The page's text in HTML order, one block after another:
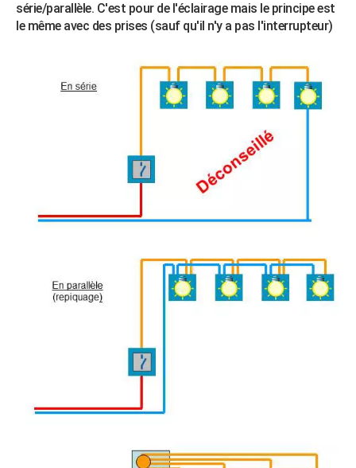
série/parallèle. C'est pour de l'éclairage mais le principe est
le même avec des prises (sauf qu'il n'y a pas l'interrupteur)